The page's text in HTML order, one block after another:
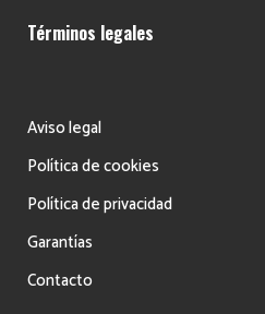
Términos legales
Aviso legal
Política de cookies
Política de privacidad
Garantías
Contacto